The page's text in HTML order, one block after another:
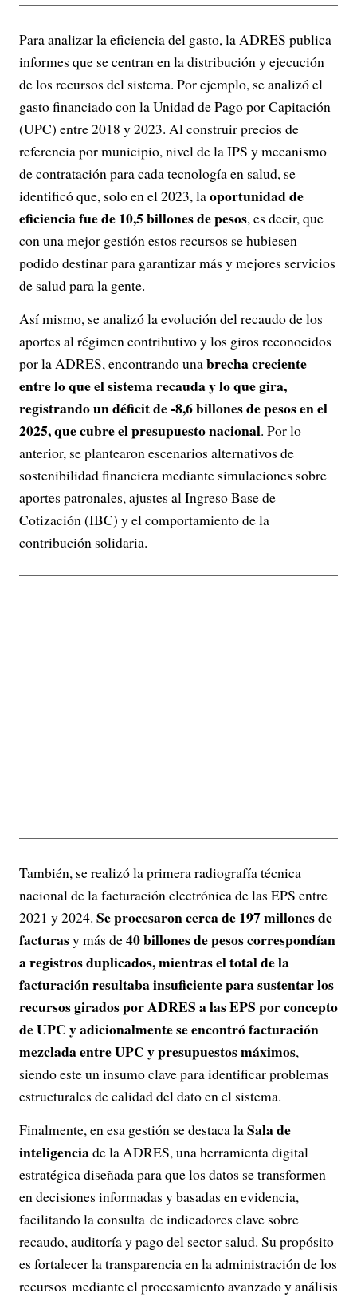
Para analizar la eficiencia del gasto, la ADRES publica
informes que se centran en la distribución y ejecución
de los recursos del sistema. Por ejemplo, se analizó el
gasto financiado con la Unidad de Pago por Capitación
(UPC) entre 2018 y 2023. Al construir precios de
referencia por municipio, nivel de la IPS y mecanismo
de contratación para cada tecnología en salud, se
identificó que, solo en el 2023, laoportunidad de
eficiencia fue de 10,5 billones de pesos, es decir, que
con una mejor gestión estos recursos se hubiesen
podido destinar para garantizar más y mejores servicios
de salud para la gente.
Así mismo, se analizó la evolución del recaudo de los
aportes al régimen contributivo y los giros reconocidos
por la ADRES, encontrando unabrecha creciente
entre lo que el sistema recauda y lo que gira,
registrando un déficit de -8,6 billones de pesos en el
2025, que cubre el presupuesto nacional. Por lo
anterior, se plantearon escenarios alternativos de
sostenibilidad financiera mediante simulaciones sobre
aportes patronales, ajustes al Ingreso Base de
Cotización (IBC) y el comportamiento de la
contribución solidaria.
También, se realizó la primera radiografía técnica
nacional de la facturación electrónica de las EPS entre
2021 y 2024. Se procesaron cerca de 197 millones de
facturasy más de40 billones de pesos correspondían
a registros duplicados, mientras el total de la
facturación resultaba insuficiente para sustentar los
recursos girados por ADRES a las EPS por concepto
de UPC y adicionalmente se encontró facturación
mezclada entre UPC y presupuestos máximos,
siendo este un insumo clave para identificar problemas
estructurales de calidad del dato en el sistema.
Finalmente, en esa gestión se destaca laSala de
inteligenciade la ADRES, una herramienta digital
estratégica diseñada para que los datos se transformen
en decisiones informadas y basadas en evidencia,
facilitando la consulta de indicadores clave sobre
recaudo, auditoría y pago del sector salud. Su propósito
es fortalecer la transparencia en la administración de los
recursos mediante el procesamiento avanzado y análisis